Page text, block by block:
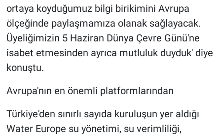
ortaya koyduğumuz bilgi birikimini Avrupa
ölçeğinde paylaşmamıza olanak sağlayacak.
Üyeliğimizin 5 Haziran Dünya Çevre Günü'ne
isabet etmesinden ayrıca mutluluk duyduk' diye
konuştu.
Avrupa'nın en önemli platformlarından
Türkiye'den sınırlı sayıda kuruluşun yer aldığı
Water Europe su yönetimi, su verimliliği,